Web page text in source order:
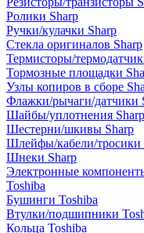
Ролики Sharp
Ручки/кулачки Sharp
Стекла оригиналов Sharp
Термисторы/
Тормозные площадки
Узлы копиров в сборе
Флажки/рычаги/датчики
Шайбы/уплотнения Sharp
Шестерни/шкивы Sharp
Шлейфы/кабели/тросики
Шнеки Sharp
Электронные
Toshiba
Бушинги Toshiba
Втулки/подшипники
Кольца Toshiba